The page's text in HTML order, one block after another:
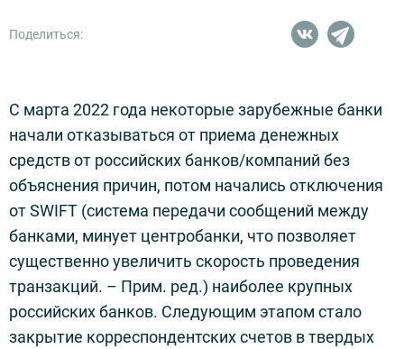
Поделиться:
С марта 2022 года некоторые зарубежные банки
начали отказываться от приема денежных
средств от российских банков/компаний без
объяснения причин, потом начались отключения
от SWIFT (система передачи сообщений между
банками, минует центробанки, что позволяет
существенно увеличить скорость проведения
транзакций. – Прим. ред.) наиболее крупных
российских банков. Следующим этапом стало
закрытие корреспондентских счетов в твердых